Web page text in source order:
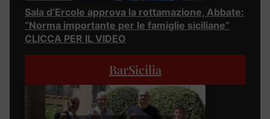
Sala d’Ercole approva la rottamazione, Abbate:
“Norma importante per le famiglie siciliane”
CLICCA PER IL VIDEO
BarSicilia